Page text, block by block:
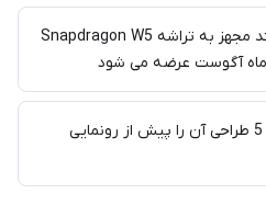
اولین ساعت هوشمند مجهز به تراشه Snapdragon W5
ماه آگوست عرضه می شود
رندرهای گلکسی واچ 5 طراحی آن را پیش از رونمایی